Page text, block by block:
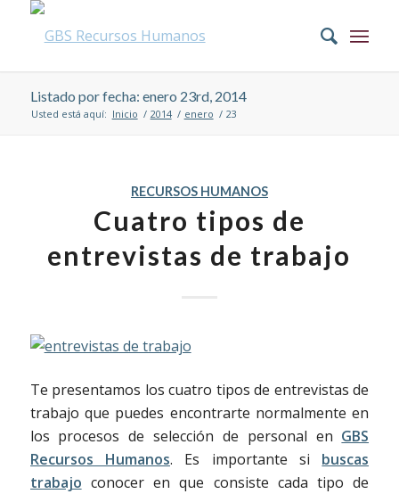
Listado por fecha: enero 23rd, 2014
Usted está aquí: Inicio / 2014 / enero / 23
RECURSOS HUMANOS
Cuatro tipos de
entrevistas de trabajo
Te presentamos los cuatro tipos de entrevistas de
trabajo que puedes encontrarte normalmente en
los procesos de selección de personal en GBS
Recursos Humanos. Es importante si buscas
trabajo conocer en que consiste cada tipo de